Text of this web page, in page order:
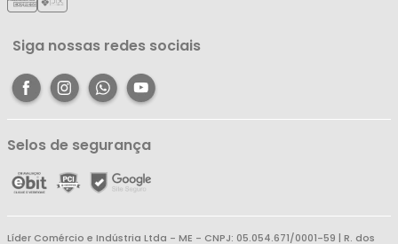
Central de Atendimento
Siga nossas redes sociais
Selos de segurança
Líder Comércio e Indústria Ltda - ME - CNPJ: 05.054.671/0001-59 | R. dos